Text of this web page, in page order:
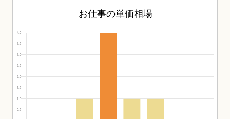
お仕事の単価相場